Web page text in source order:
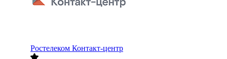
Ростелеком Контакт-центр